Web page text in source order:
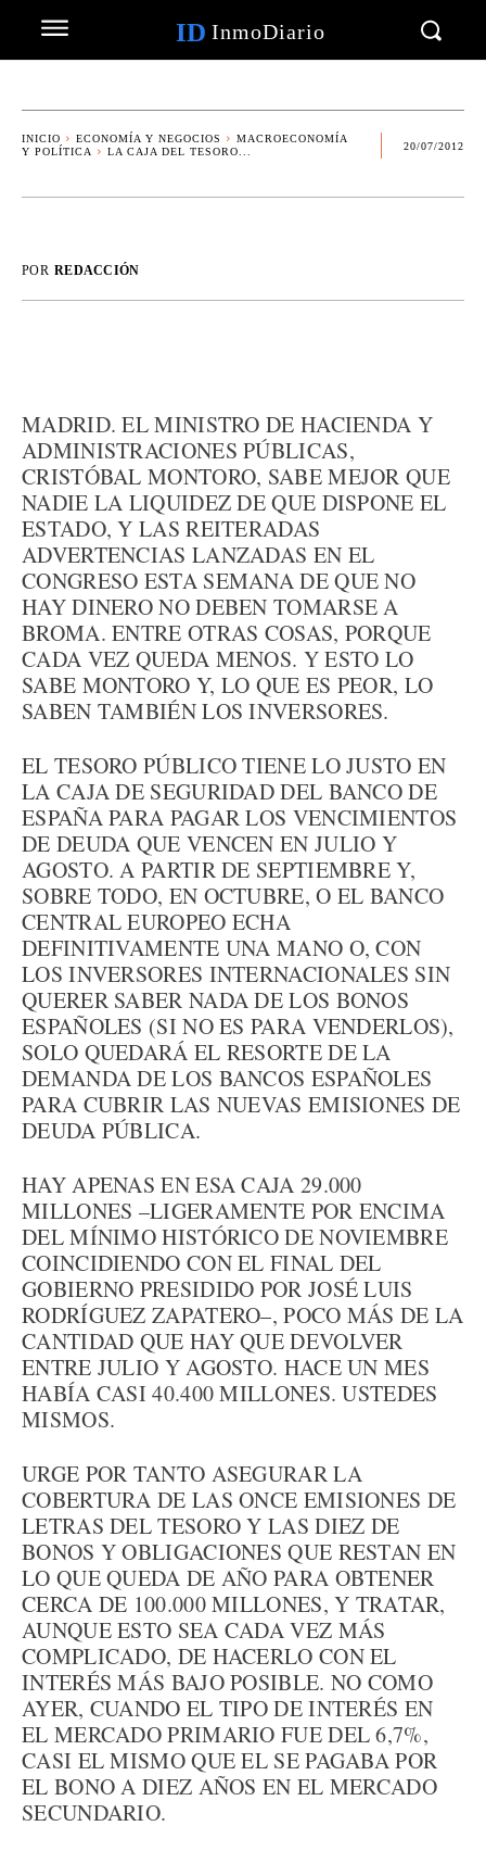
ID InmoDiario
INICIO ECONOMÍA Y NEGOCIOS
MACROECONOMÍA
Y POLÍTICA
LA CAJA DEL TESORO...
20/07/2012
POR REDACCIÓN
MADRID. EL MINISTRO DE HACIENDA Y
ADMINISTRACIONES PÚBLICAS,
CRISTÓBAL MONTORO, SABE MEJOR QUE
NADIE LA LIQUIDEZ DE QUE DISPONE EL
ESTADO, Y LAS REITERADAS
ADVERTENCIAS LANZADAS EN EL
CONGRESO ESTA SEMANA DE QUE NO
HAY DINERO NO DEBEN TOMARSE A
BROMA. ENTRE OTRAS COSAS, PORQUE
CADA VEZ QUEDA MENOS. Y ESTO LO
SABE MONTORO Y, LO QUE ES PEOR, LO
SABEN TAMBIÉN LOS INVERSORES.
EL TESORO PÚBLICO TIENE LO JUSTO EN
LA CAJA DE SEGURIDAD DEL BANCO DE
ESPAÑA PARA PAGAR LOS VENCIMIENTOS
DE DEUDA QUE VENCEN EN JULIO Y
AGOSTO. A PARTIR DE SEPTIEMBRE Y,
SOBRE TODO, EN OCTUBRE, O EL BANCO
CENTRAL EUROPEO ECHA
DEFINITIVAMENTE UNA MANO O, CON
LOS INVERSORES INTERNACIONALES SIN
QUERER SABER NADA DE LOS BONOS
ESPAÑOLES (SI NO ES PARA VENDERLOS),
SOLO QUEDARÁ EL RESORTE DE LA
DEMANDA DE LOS BANCOS ESPAÑOLES
PARA CUBRIR LAS NUEVAS EMISIONES DE
DEUDA PÚBLICA.
HAY APENAS EN ESA CAJA 29.000
MILLONES –LIGERAMENTE POR ENCIMA
DEL MÍNIMO HISTÓRICO DE NOVIEMBRE
COINCIDIENDO CON EL FINAL DEL
GOBIERNO PRESIDIDO POR JOSÉ LUIS
RODRÍGUEZ ZAPATERO–, POCO MÁS DE LA
CANTIDAD QUE HAY QUE DEVOLVER
ENTRE JULIO Y AGOSTO. HACE UN MES
HABÍA CASI 40.400 MILLONES. USTEDES
MISMOS.
URGE POR TANTO ASEGURAR LA
COBERTURA DE LAS ONCE EMISIONES DE
LETRAS DEL TESORO Y LAS DIEZ DE
BONOS Y OBLIGACIONES QUE RESTAN EN
LO QUE QUEDA DE AÑO PARA OBTENER
CERCA DE 100.000 MILLONES, Y TRATAR,
AUNQUE ESTO SEA CADA VEZ MÁS
COMPLICADO, DE HACERLO CON EL
INTERÉS MÁS BAJO POSIBLE. NO COMO
AYER, CUANDO EL TIPO DE INTERÉS EN
EL MERCADO PRIMARIO FUE DEL 6,7%,
CASI EL MISMO QUE EL SE PAGABA POR
EL BONO A DIEZ AÑOS EN EL MERCADO
SECUNDARIO.